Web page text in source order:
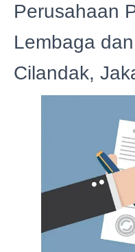
Perusahaan
Lembaga
Cilandak,